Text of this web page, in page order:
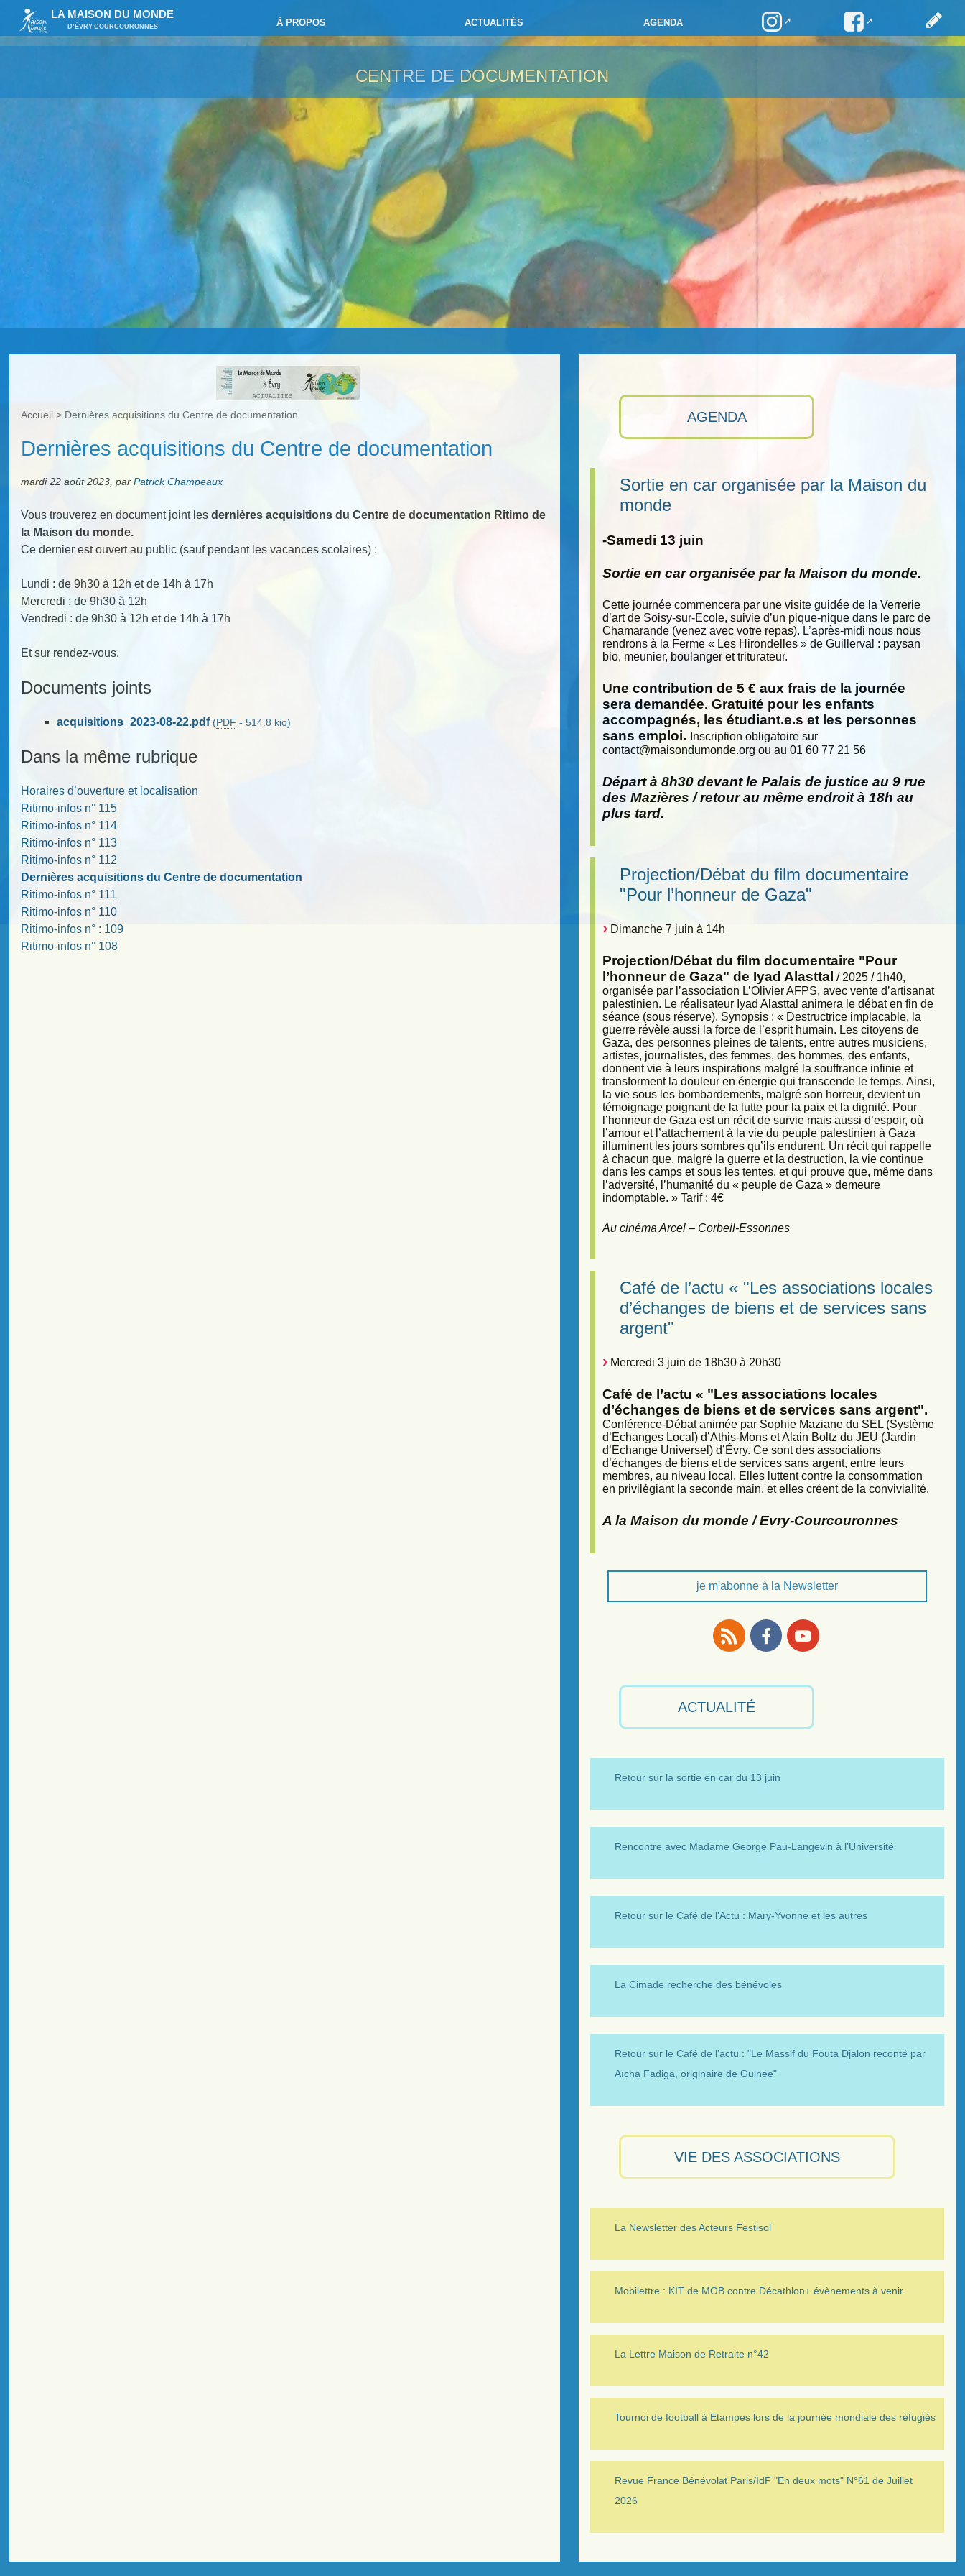
LA MAISON DU MONDE
D’ÉVRY-COURCOURONNES À PROPOS ACTUALITÉS AGENDA
CENTRE DE DOCUMENTATION
AGENDA
Sortie en car organisée par la Maison du
monde
-Samedi 13 juin
Sortie en car organisée par la Maison du monde.
Cette journée commencera par une visite guidée de la Verrerie
d’art de Soisy-sur-Ecole, suivie d’un pique-nique dans le parc de
Chamarande (venez avec votre repas). L’après-midi nous nous
rendrons à la Ferme « Les Hirondelles » de Guillerval : paysan
bio, meunier, boulanger et triturateur.
Une contribution de 5 € aux frais de la journée
sera demandée. Gratuité pour les enfants
accompagnés, les étudiant.e.s et les personnes
sans emploi.
Inscription obligatoire sur
contact@maisondumonde.org ou au 01 60 77 21 56
Départ à 8h30 devant le Palais de justice au 9 rue
des Mazières / retour au même endroit à 18h au
plus tard.
Projection/Débat du film documentaire
"Pour l’honneur de Gaza"
Dimanche 7 juin à 14h
Projection/Débat du film documentaire "Pour
l’honneur de Gaza" de Iyad Alasttal / 2025 / 1h40,
organisée par l’association L’Olivier AFPS, avec vente d’artisanat
palestinien. Le réalisateur Iyad Alasttal animera le débat en fin de
séance (sous réserve). Synopsis : « Destructrice implacable, la
guerre révèle aussi la force de l’esprit humain. Les citoyens de
Gaza, des personnes pleines de talents, entre autres musiciens,
artistes, journalistes, des femmes, des hommes, des enfants,
donnent vie à leurs inspirations malgré la souffrance infinie et
transforment la douleur en énergie qui transcende le temps. Ainsi,
la vie sous les bombardements, malgré son horreur, devient un
témoignage poignant de la lutte pour la paix et la dignité. Pour
l’honneur de Gaza est un récit de survie mais aussi d’espoir, où
l’amour et l’attachement à la vie du peuple palestinien à Gaza
illuminent les jours sombres qu’ils endurent. Un récit qui rappelle
à chacun que, malgré la guerre et la destruction, la vie continue
dans les camps et sous les tentes, et qui prouve que, même dans
l’adversité, l’humanité du « peuple de Gaza » demeure
indomptable. » Tarif : 4€
Au cinéma Arcel – Corbeil-Essonnes
Café de l’actu « "Les associations locales
d’échanges de biens et de services sans
argent"
Mercredi 3 juin de 18h30 à 20h30
Café de l’actu « "Les associations locales
d’échanges de biens et de services sans argent".
Conférence-Débat animée par Sophie Maziane du SEL (Système
d’Echanges Local) d’Athis-Mons et Alain Boltz du JEU (Jardin
d’Echange Universel) d’Évry. Ce sont des associations
d’échanges de biens et de services sans argent, entre leurs
membres, au niveau local. Elles luttent contre la consommation
en privilégiant la seconde main, et elles créent de la convivialité.
A la Maison du monde / Evry-Courcouronnes
je m'abonne à la Newsletter
ACTUALITÉ
Retour sur la sortie en car du 13 juin
Rencontre avec Madame George Pau-Langevin à l’Université
Retour sur le Café de l’Actu : Mary-Yvonne et les autres
La Cimade recherche des bénévoles
Retour sur le Café de l’actu : "Le Massif du Fouta Djalon reconté par
Aïcha Fadiga, originaire de Guinée"
VIE DES ASSOCIATIONS
La Newsletter des Acteurs Festisol
Mobilettre : KIT de MOB contre Décathlon+ évènements à venir
La Lettre Maison de Retraite n°42
Tournoi de football à Etampes lors de la journée mondiale des réfugiés
Revue France Bénévolat Paris/IdF "En deux mots" N°61 de Juillet
2026
Accueil > Dernières acquisitions du Centre de documentation
Dernières acquisitions du Centre de documentation
mardi 22 août 2023 ,parPatrick Champeaux
Vous trouverez en document joint lesdernières acquisitions du Centre de documentation Ritimo de
la Maison du monde.
Ce dernier est ouvert au public (sauf pendant les vacances scolaires) :
Lundi : de 9h30 à 12h et de 14h à 17h
Mercredi : de 9h30 à 12h
Vendredi : de 9h30 à 12h et de 14h à 17h
Et sur rendez-vous.
Documents joints
acquisitions_2023-08-22.pdf (PDF -514.8 kio)
Dans la même rubrique
Horaires d’ouverture et localisation
Ritimo-infos n° 115
Ritimo-infos n° 114
Ritimo-infos n° 113
Ritimo-infos n° 112
Dernières acquisitions du Centre de documentation
Ritimo-infos n° 111
Ritimo-infos n° 110
Ritimo-infos n° : 109
Ritimo-infos n° 108